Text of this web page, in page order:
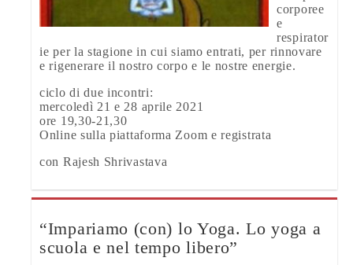
corporee
e
respirator
ie per la stagione in cui siamo entrati, per rinnovare
e rigenerare il nostro corpo e le nostre energie.
ciclo di due incontri:
mercoledì 21 e 28 aprile 2021
ore 19,30-21,30
Online sulla piattaforma Zoom e registrata
con Rajesh Shrivastava
“Impariamo (con) lo Yoga. Lo yoga a
scuola e nel tempo libero”